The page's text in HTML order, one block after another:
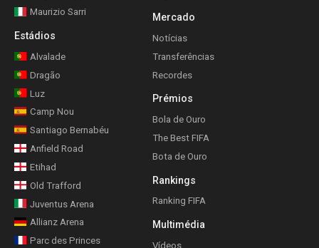
Maurizio Sarri
Estádios
Alvalade
Dragão
Luz
Camp Nou
Santiago Bernabéu
Anfield Road
Etihad
Old Trafford
Juventus Arena
Allianz Arena
Parc des Princes
Mercado
Notícias
Transferências
Recordes
Prémios
Bola de Ouro
The Best FIFA
Bota de Ouro
Rankings
Ranking FIFA
Multimédia
Vídeos